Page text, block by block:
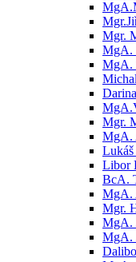
Mgr.
MgA.
MgA.
Mgr.
MgA.
Libor
BcA.
MgA.
Mgr.
MgA.
MgA.